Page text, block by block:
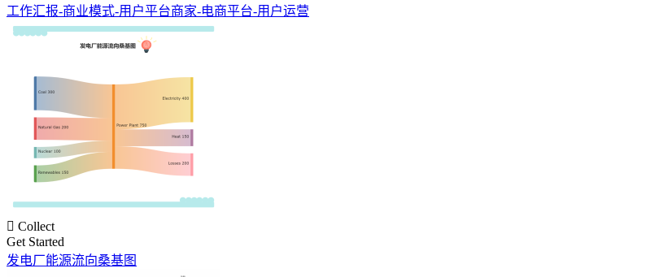
工作汇报-商业模式-用户平台商家-电商平台-用户运营
 Collect
Get Started
发电厂能源流向桑基图